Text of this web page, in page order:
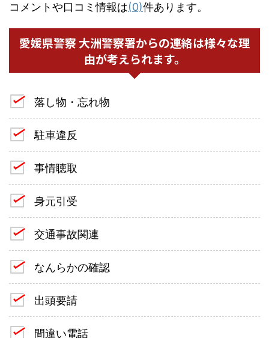
コメントや口コミ情報は(0)件あります。
愛媛県警察 大洲警察署からの連絡は様々な理
由が考えられます。
落し物・忘れ物
駐車違反
事情聴取
身元引受
交通事故関連
なんらかの確認
出頭要請
間違い電話